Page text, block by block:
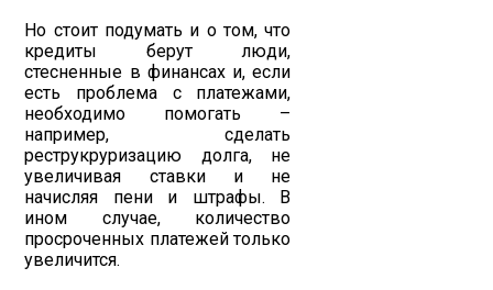
Но стоит подумать и о том, что
кредиты берут люди,
стесненные в финансах и, если
есть проблема с платежами,
необходимо помогать –
например, сделать
реструкруризацию долга, не
увеличивая ставки и не
начисляя пени и штрафы. В
ином случае, количество
просроченных платежей только
увеличится.